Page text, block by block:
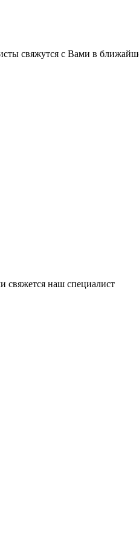
свяжутся с Вами в
свяжется наш специалист